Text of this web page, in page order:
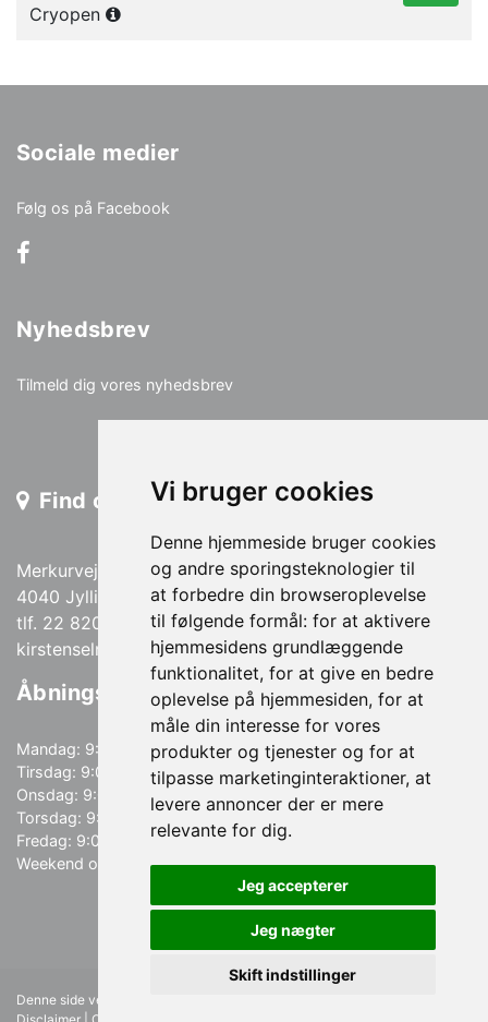
Vi bruger cookies
Denne hjemmeside bruger cookies
og andre sporingsteknologier til
at forbedre din browseroplevelse
til følgende formål: for at aktivere
hjemmesidens grundlæggende
funktionalitet, for at give en bedre
oplevelse på hjemmesiden, for at
måle din interesse for vores
produkter og tjenester og for at
tilpasse marketinginteraktioner, at
levere annoncer der er mere
relevante for dig.
Jeg accepterer
Jeg nægter
Skift indstillinger
Cryopen
Sociale medier
Følg os på Facebook
Nyhedsbrev
Tilmeld dig vores nyhedsbrev
Find os
Merkurvej 13
4040 Jyllinge
tlf. 22 820 820
kirstenselno@gmail.com
Åbningstider
Mandag: 9:00-18:00
Tirsdag: 9:00-18:00
Onsdag: 9:00-19:00
Torsdag: 9:00-18:00
Fredag: 9:00-15:00
Weekend og helligdage: Lukket
Denne side vedligeholdes af FÆRCH A/S |